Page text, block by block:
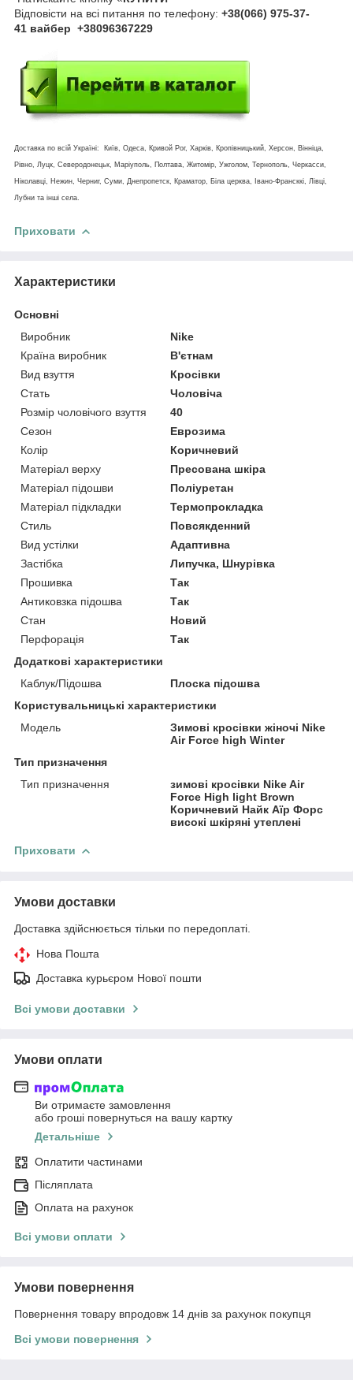
Відповісти на всі питання по телефону: +38(066) 975-37-
41 вайбер +38096367229
Доставка по всій Україні: Київ, Одеса, Кривой Рог, Харків, Кропівницький, Херсон, Вінніца,
Рівно, Луцк, Северодонецьк, Маріуполь, Полтава, Житомір, Ужголом, Тернополь, Черкасси,
Ніколавці, Нежин, Черниг, Суми, Днепропетск, Краматор, Біла церква, Івано-Франсккі, Лівці,
Лубни та інші села.
Приховати
Характеристики
Основні
Виробник
Nike
Країна виробник
В'єтнам
Вид взуття
Кросівки
Стать
Чоловіча
Розмір чоловічого взуття
40
Сезон
Еврозима
Колір
Коричневий
Матеріал верху
Пресована шкіра
Матеріал підошви
Поліуретан
Матеріал підкладки
Термопрокладка
Стиль
Повсякденний
Вид устілки
Адаптивна
Застібка
Липучка, Шнурівка
Прошивка
Так
Антиковзка підошва
Так
Стан
Новий
Перфорація
Так
Додаткові характеристики
Каблук/Підошва
Плоска підошва
Користувальницькі характеристики
Модель
Зимові кросівки жіночі Nike
Air Force high Winter
Тип призначення
Тип призначення
зимові кросівки Nike Air
Force High light Brown
Коричневий Найк Аїр Форс
високі шкіряні утеплені
Приховати
Умови доставки
Доставка здійснюється тільки по передоплаті.
Нова Пошта
Доставка курьєром Нової пошти
Всі умови доставки
Умови оплати
Ви отримаєте замовлення
або гроші повернуться на вашу картку
Детальніше
Оплатити частинами
Післяплата
Оплата на рахунок
Всі умови оплати
Умови повернення
Повернення товару впродовж 14 днів за рахунок покупця
Всі умови повернення